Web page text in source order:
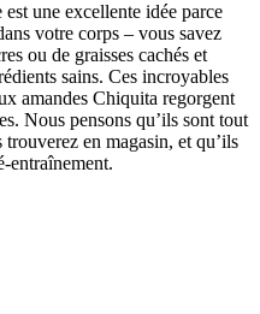
une excellente idée parce
votre corps – vous savez
ou de graisses cachés et
sains. Ces incroyables
amandes Chiquita regorgent
Nous pensons qu’ils sont tout
en magasin, et qu’ils
entraînement.